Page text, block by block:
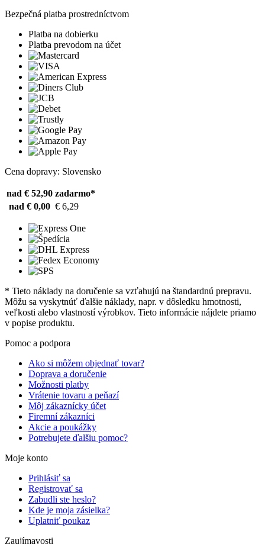
Bezpečná platba prostredníctvom
Platba na dobierku
Platba prevodom na účet
Cena dopravy: Slovensko
nad € 52,90 zadarmo*
nad € 0,00 € 6,29
* Tieto náklady na doručenie sa vzťahujú na štandardnú prepravu.
Môžu sa vyskytnúť ďalšie náklady, napr. v dôsledku hmotnosti,
veľkosti alebo vlastností výrobkov. Tieto informácie nájdete priamo
v popise produktu.
Pomoc a podpora
Ako si môžem objednať tovar?
Doprava a doručenie
Možnosti platby
Vrátenie tovaru a peňazí
Môj zákaznícky účet
Firemní zákazníci
Akcie a poukážky
Potrebujete ďalšiu pomoc?
Moje konto
Prihlásiť sa
Registrovať sa
Zabudli ste heslo?
Kde je moja zásielka?
Uplatniť poukaz
Zaujímavosti